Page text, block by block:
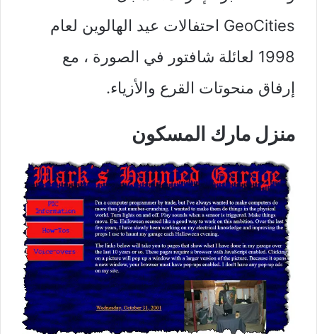
GeoCities احتفالات عيد الهالوين لعام
1998 لعائلة شافتور في الصورة ، مع
إرفاق منحوتات القرع والأزياء.
منزل مارك المسكون